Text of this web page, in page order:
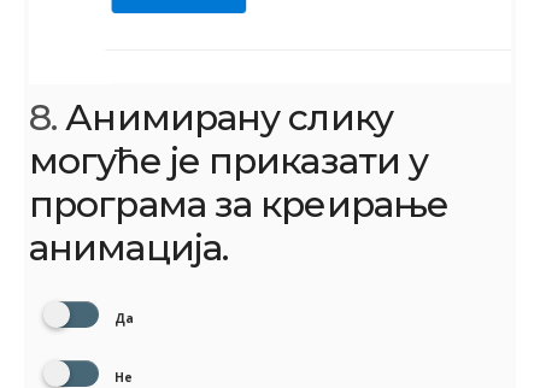
8.Анимирану слику
могуће је приказати у
програма за креирање
анимација.
Да
Не